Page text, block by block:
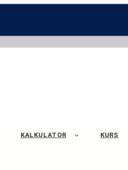
KALKULATOR KURS